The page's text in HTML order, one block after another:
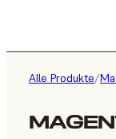
Alle Produkte/